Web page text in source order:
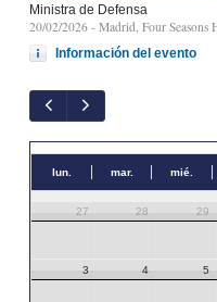
Ministra de Defensa
20/02/2026 - Madrid, Four Seasons
Información del evento
lun. mar. mié.
27 28 29
3 4 5